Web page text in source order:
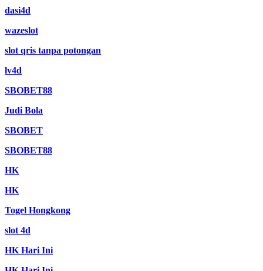
dasi4d
wazeslot
slot qris tanpa potongan
lv4d
SBOBET88
Judi Bola
SBOBET
SBOBET88
HK
HK
Togel Hongkong
slot 4d
HK Hari Ini